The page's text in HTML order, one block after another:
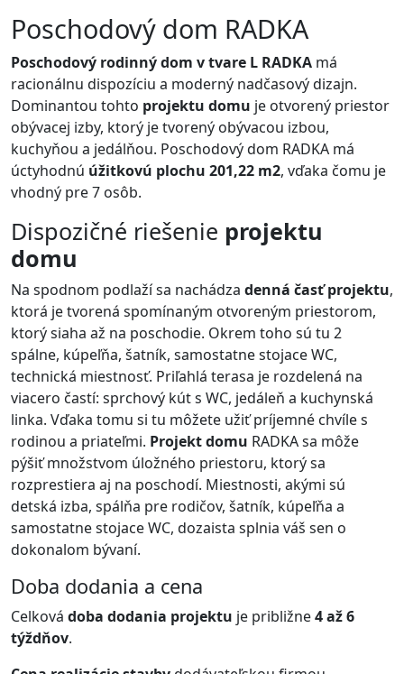
Poschodový dom RADKA
Poschodový rodinný dom v tvare L RADKA má
racionálnu dispozíciu a moderný nadčasový dizajn.
Dominantou tohto projektu domu je otvorený priestor
obývacej izby, ktorý je tvorený obývacou izbou,
kuchyňou a jedálňou. Poschodový dom RADKA má
úctyhodnú úžitkovú plochu 201,22 m2, vďaka čomu je
vhodný pre 7 osôb.
Dispozičné riešenie projektu
domu
Na spodnom podlaží sa nachádza denná časť projektu,
ktorá je tvorená spomínaným otvoreným priestorom,
ktorý siaha až na poschodie. Okrem toho sú tu 2
spálne, kúpeľňa, šatník, samostatne stojace WC,
technická miestnosť. Priľahlá terasa je rozdelená na
viacero častí: sprchový kút s WC, jedáleň a kuchynská
linka. Vďaka tomu si tu môžete užiť príjemné chvíle s
rodinou a priateľmi. Projekt domu RADKA sa môže
pýšiť množstvom úložného priestoru, ktorý sa
rozprestiera aj na poschodí. Miestnosti, akými sú
detská izba, spálňa pre rodičov, šatník, kúpeľňa a
samostatne stojace WC, dozaista splnia váš sen o
dokonalom bývaní.
Doba dodania a cena
Celková doba dodania projektu je približne4 až 6
týždňov.